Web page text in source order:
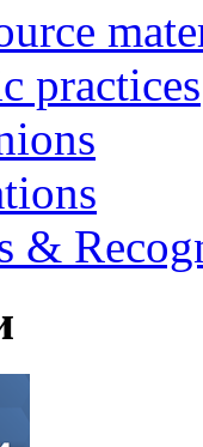
practices
&